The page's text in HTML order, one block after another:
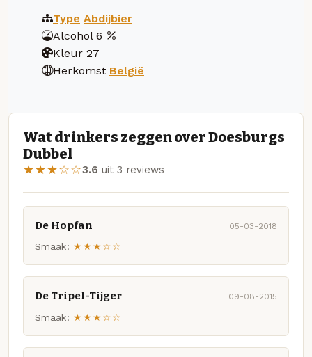
Type Abdijbier
Alcohol 6
Kleur 27
Herkomst België
Wat drinkers zeggen over Doesburgs
Dubbel
★★★☆☆3.6 uit 3 reviews
De Hopfan 05-03-2018
Smaak: ★★★☆☆
De Tripel-Tijger 09-08-2015
Smaak: ★★★☆☆